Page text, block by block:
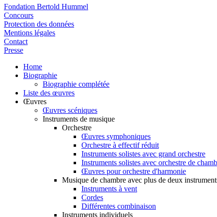
Fondation Bertold Hummel
Concours
Protection des données
Mentions légales
Contact
Presse
Home
Biographie
Biographie complétée
Liste des œuvres
Œuvres
Œuvres scéniques
Instruments de musique
Orchestre
Œuvres symphoniques
Orchestre à effectif réduit
Instruments solistes avec grand orchestre
Instruments solistes avec orchestre de
Œuvres pour orchestre d'harmonie
Musique de chambre avec plus de deux
Instruments à vent
Cordes
Différentes combinaison
Instruments individuels